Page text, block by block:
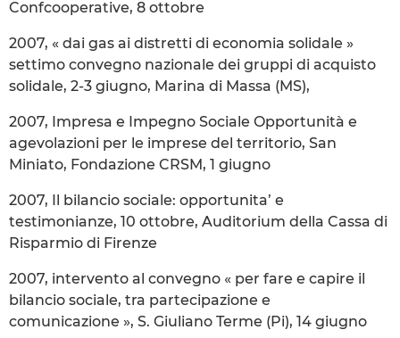
Confcooperative, 8 ottobre
2007, « dai gas ai distretti di economia solidale »
settimo convegno nazionale dei gruppi di acquisto
solidale, 2-3 giugno, Marina di Massa (MS),
2007, Impresa e Impegno Sociale Opportunità e
agevolazioni per le imprese del territorio, San
Miniato, Fondazione CRSM, 1 giugno
2007, Il bilancio sociale: opportunita’ e
testimonianze, 10 ottobre, Auditorium della Cassa di
Risparmio di Firenze
2007, intervento al convegno « per fare e capire il
bilancio sociale, tra partecipazione e
comunicazione », S. Giuliano Terme (Pi), 14 giugno